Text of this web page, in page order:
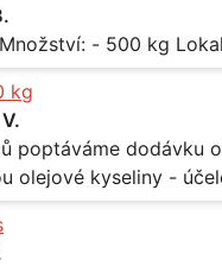
kg
olejové kyseliny -